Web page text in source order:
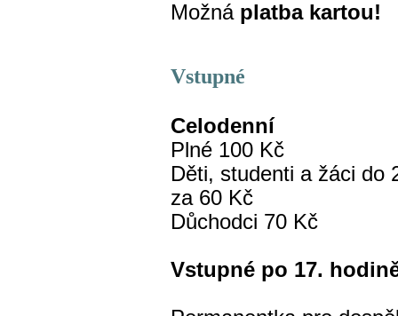
Možná platba kartou!
Vstupné
Celodenní
Plné 100 Kč
Děti, studenti a žáci do
za 60 Kč
Důchodci 70 Kč
Vstupné po 17.